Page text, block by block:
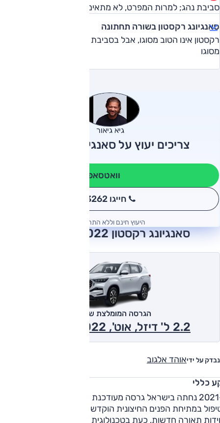
סביבת נהג; למרות המפרט, לא מתאים לעבירות מאתגרת
סאנגיונג רקסטון בשורה תחתונה
רקסטון אינו הטוב מסוגו, אבל בסביבת המחיר שלו הוא היחיד
מסוגו
גיא גיאור
צריכים יעוץ על סאנגיונג רקסטון?
וואטסאפ
חייגו 3262
היעוץ חינם וללא התחייבות
סאנגיונג רקסטון 2022 חוות דעת
נבדק על ידיאוהד אלגוב
הגרסה המומלצת של אוטו
2.2 ל' דיזל, אוט', EX, 4x4 2022
כללי
ב-2021 נחתה בישראל גרסה מעודכנת של סאנגיונג רקסטון.
במתיחת הפנים החיצונית הוקדש לחזית, עם פרצוף